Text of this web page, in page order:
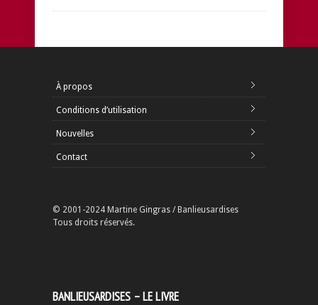
À propos
Conditions d’utilisation
Nouvelles
Contact
© 2001-2024 Martine Gingras / Banlieusardises
Tous droits réservés.
BANLIEUSARDISES – LE LIVRE